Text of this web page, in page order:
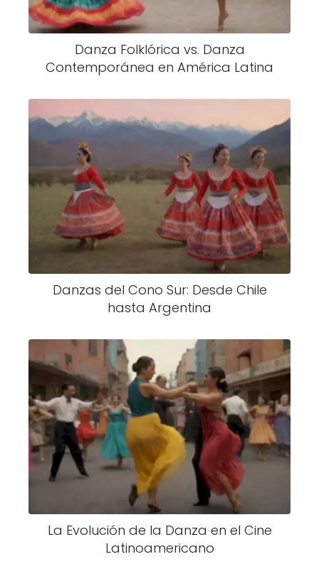
Danza Folklórica vs. Danza
Contemporánea en América Latina
Danzas del Cono Sur: Desde Chile
hasta Argentina
La Evolución de la Danza en el Cine
Latinoamericano